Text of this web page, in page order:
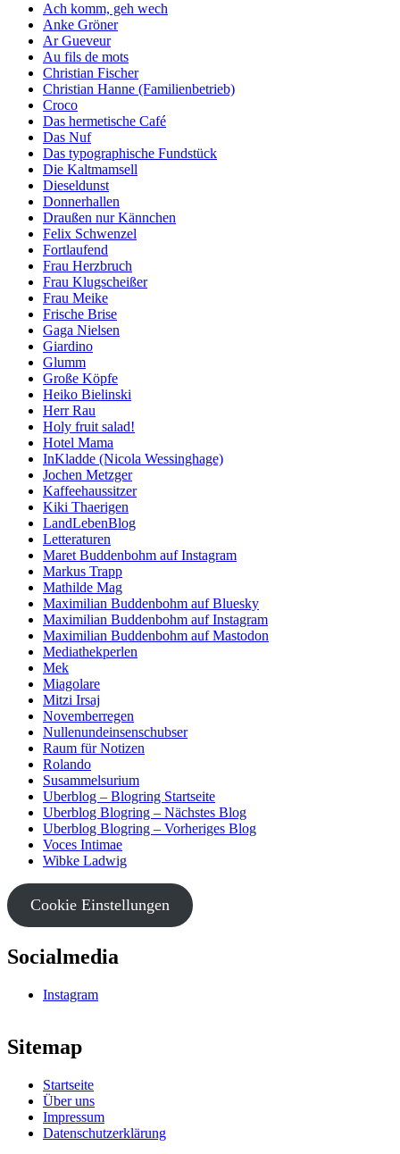
Ach komm, geh wech
Anke Gröner
Ar Gueveur
Au fils de mots
Christian Fischer
Christian Hanne (Familienbetrieb)
Croco
Das hermetische Café
Das Nuf
Das typographische Fundstück
Die Kaltmamsell
Dieseldunst
Donnerhallen
Draußen nur Kännchen
Felix Schwenzel
Fortlaufend
Frau Herzbruch
Frau Klugscheißer
Frau Meike
Frische Brise
Gaga Nielsen
Giardino
Glumm
Große Köpfe
Heiko Bielinski
Herr Rau
Holy fruit salad!
Hotel Mama
InKladde (Nicola Wessinghage)
Jochen Metzger
Kaffeehaussitzer
Kiki Thaerigen
LandLebenBlog
Letteraturen
Maret Buddenbohm auf Instagram
Markus Trapp
Mathilde Mag
Maximilian Buddenbohm auf Bluesky
Maximilian Buddenbohm auf Instagram
Maximilian Buddenbohm auf Mastodon
Mediathekperlen
Mek
Miagolare
Mitzi Irsaj
Novemberregen
Nullenundeinsenschubser
Raum für Notizen
Rolando
Susammelsurium
Uberblog – Blogring Startseite
Uberblog Blogring – Nächstes Blog
Uberblog Blogring – Vorheriges Blog
Voces Intimae
Wibke Ladwig
Cookie Einstellungen
Socialmedia
Instagram
Sitemap
Startseite
Über uns
Impressum
Datenschutzerklärung